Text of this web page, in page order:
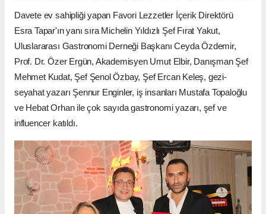
Davete ev sahipliği yapan Favori Lezzetler İçerik Direktörü
Esra Tapar'ın yanı sıra Michelin Yıldızlı Şef Fırat Yakut,
Uluslararası Gastronomi Derneği Başkanı Ceyda Özdemir,
Prof. Dr. Özer Ergün, Akademisyen Umut Elbir, Danışman Şef
Mehmet Kudat, Şef Şenol Özbay, Şef Ercan Keleş, gezi-
seyahat yazarı Şennur Enginler, iş insanları Mustafa Topaloğlu
ve Hebat Orhan ile çok sayıda gastronomi yazarı, şef ve
influencer katıldı.